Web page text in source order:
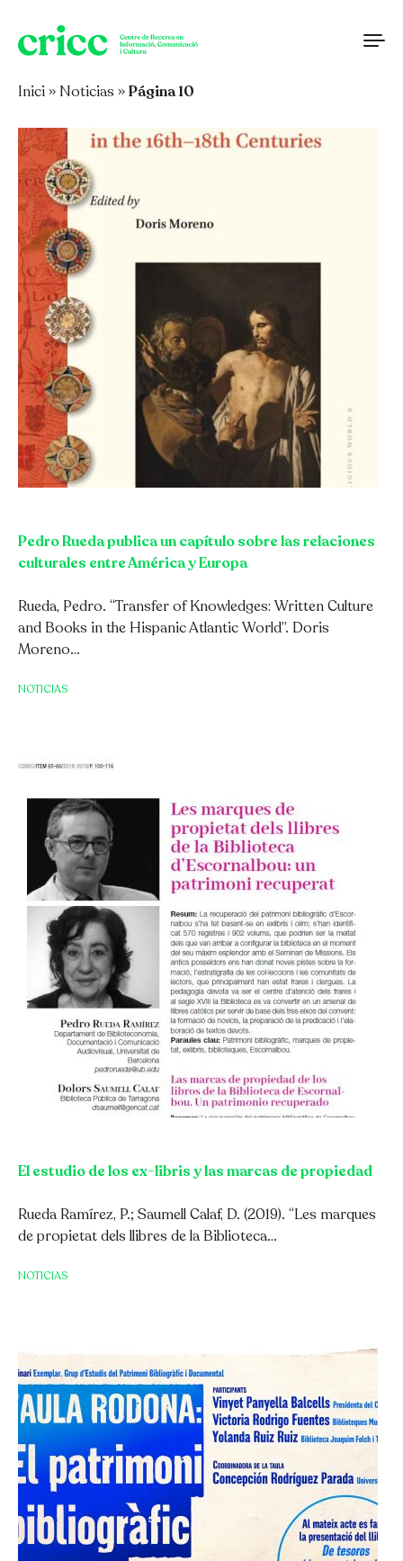
Saltar al contenido
Inici » Noticias »Página 10
Pedro Rueda publica un capítulo sobre las relaciones
culturales entre América y Europa
Rueda, Pedro. “Transfer of Knowledges: Written Culture
and Books in the Hispanic Atlantic World”. Doris
Moreno…
NOTICIAS
El estudio de los ex-libris y las marcas de propiedad
Rueda Ramírez, P.; Saumell Calaf, D. (2019). “Les marques
de propietat dels llibres de la Biblioteca…
NOTICIAS
Català Español English